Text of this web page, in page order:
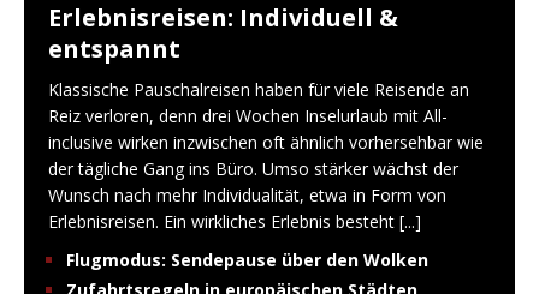
Erlebnisreisen: Individuell &
entspannt
Klassische Pauschalreisen haben für viele Reisende an
Reiz verloren, denn drei Wochen Inselurlaub mit All-
inclusive wirken inzwischen oft ähnlich vorhersehbar wie
der tägliche Gang ins Büro. Umso stärker wächst der
Wunsch nach mehr Individualität, etwa in Form von
Erlebnisreisen. Ein wirkliches Erlebnis besteht [...]
Flugmodus: Sendepause über den Wolken